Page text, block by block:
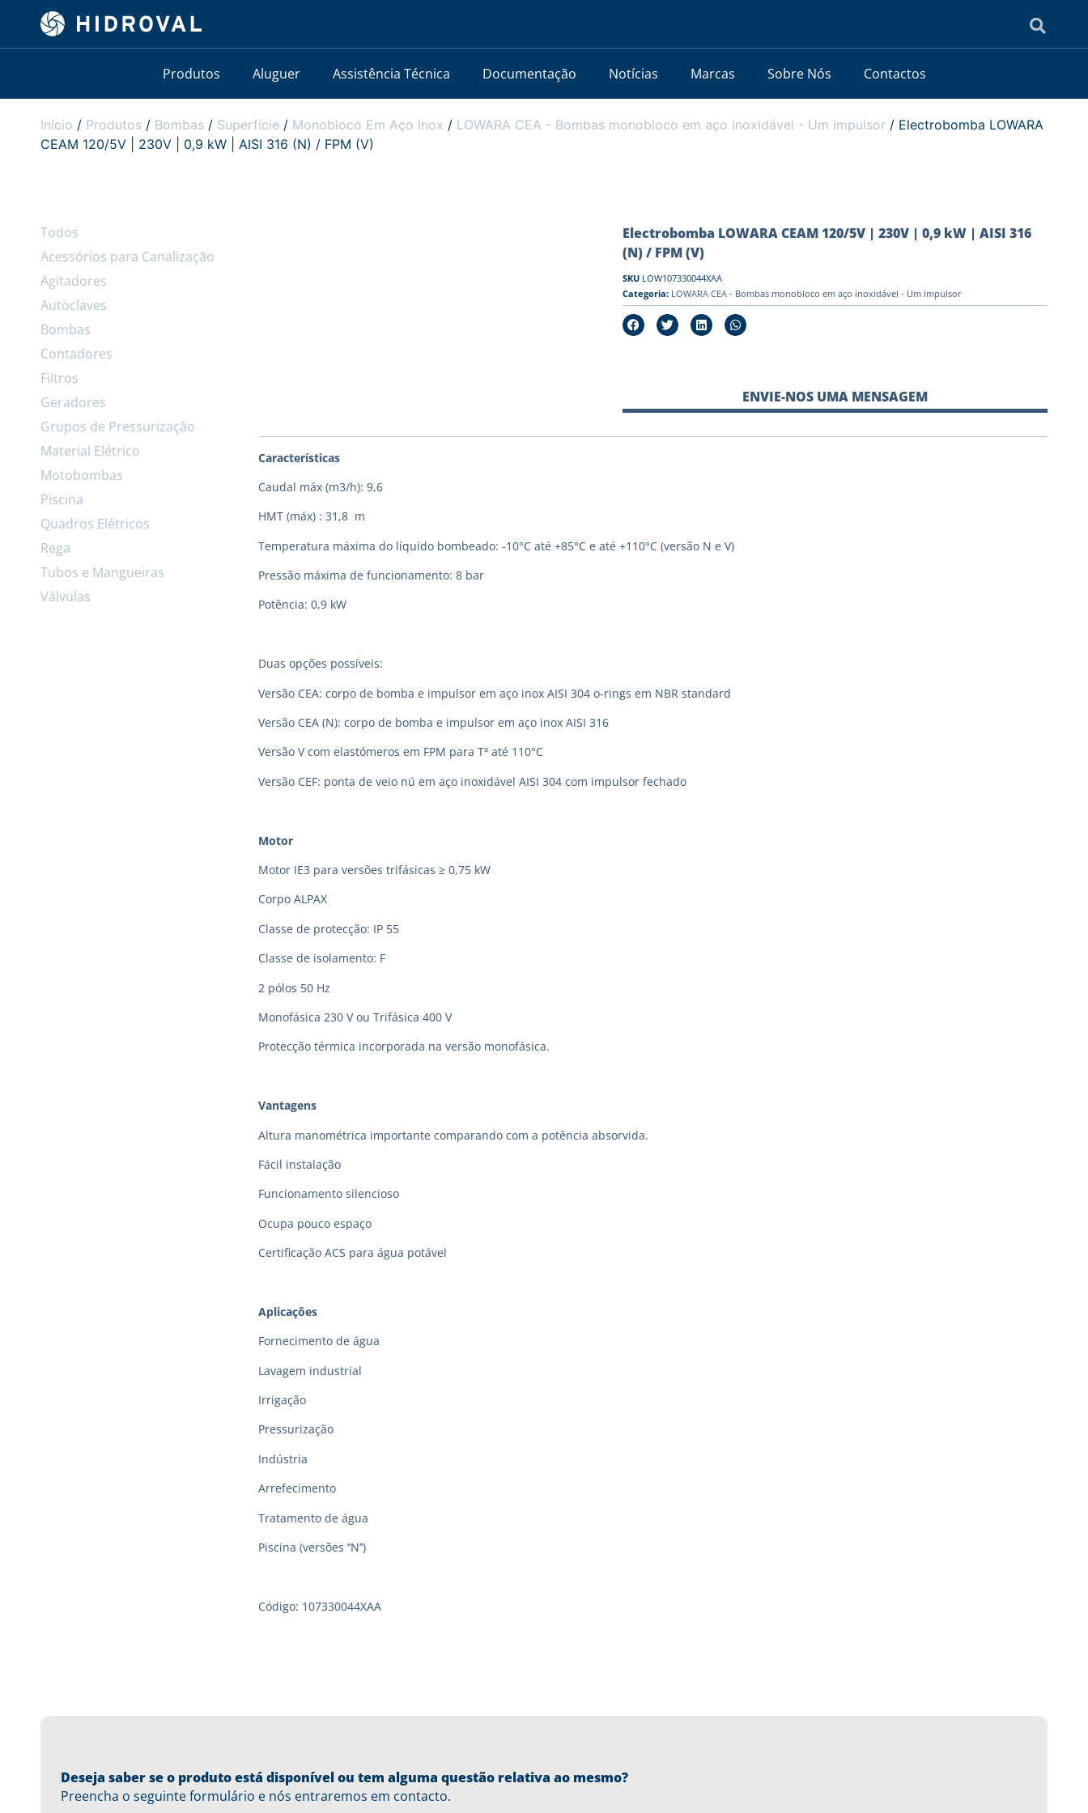
Produtos Aluguer Assistência Técnica Documentação Notícias Marcas Sobre Nós Contactos
Início / Produtos / Bombas / Superfície / Monobloco Em Aço Inox / LOWARA CEA - Bombas monobloco em aço inoxidável - Um impulsor / Electrobomba LOWARA
CEAM 120/5V | 230V | 0,9 kW | AISI 316 (N) / FPM (V)
Todos
Acessórios para Canalização
Agitadores
Autoclaves
Bombas
Contadores
Filtros
Geradores
Grupos de Pressurização
Material Elétrico
Motobombas
Piscina
Quadros Elétricos
Rega
Tubos e Mangueiras
Válvulas
Electrobomba LOWARA CEAM 120/5V | 230V | 0,9 kW | AISI 316
(N) / FPM (V)
SKU LOW107330044XAA
Categoria: LOWARA CEA - Bombas monobloco em aço inoxidável - Um impulsor
ENVIE-NOS UMA MENSAGEM
Características
Caudal máx (m3/h): 9,6
HMT (máx) : 31,8 m
Temperatura máxima do líquido bombeado: -10°C até +85°C e até +110°C (versão N e V)
Pressão máxima de funcionamento: 8 bar
Potência: 0,9 kW
Duas opções possíveis:
Versão CEA: corpo de bomba e impulsor em aço inox AISI 304 o-rings em NBR standard
Versão CEA (N): corpo de bomba e impulsor em aço inox AISI 316
Versão V com elastómeros em FPM para Tª até 110°C
Versão CEF: ponta de veio nú em aço inoxidável AISI 304 com impulsor fechado
Motor
Motor IE3 para versões trifásicas ≥ 0,75 kW
Corpo ALPAX
Classe de protecção: IP 55
Classe de isolamento: F
2 pólos 50 Hz
Monofásica 230 V ou Trifásica 400 V
Protecção térmica incorporada na versão monofásica.
Vantagens
Altura manométrica importante comparando com a potência absorvida.
Fácil instalação
Funcionamento silencioso
Ocupa pouco espaço
Certificação ACS para água potável
Aplicações
Fornecimento de água
Lavagem industrial
Irrigação
Pressurização
Indústria
Arrefecimento
Tratamento de água
Piscina (versões ‘’N’’)
Código: 107330044XAA
Deseja saber se o produto está disponível ou tem alguma questão relativa ao mesmo?
Preencha o seguinte formulário e nós entraremos em contacto.